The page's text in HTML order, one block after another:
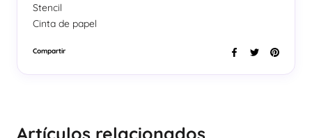
Stencil
Cinta de papel
Compartir
Artículos relacionados